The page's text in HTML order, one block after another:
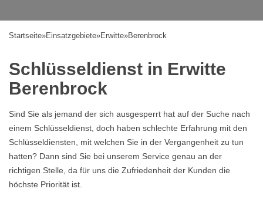
Startseite»Einsatzgebiete»Erwitte»Berenbrock
Schlüsseldienst in Erwitte
Berenbrock
Sind Sie als jemand der sich ausgesperrt hat auf der Suche nach
einem Schlüsseldienst, doch haben schlechte Erfahrung mit den
Schlüsseldiensten, mit welchen Sie in der Vergangenheit zu tun
hatten? Dann sind Sie bei unserem Service genau an der
richtigen Stelle, da für uns die Zufriedenheit der Kunden die
höchste Priorität ist.